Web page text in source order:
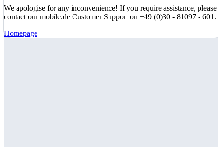
We apologise for any inconvenience! If you require assistance, please
contact our mobile.de Customer Support on +49 (0)30 - 81097 - 601.
Homepage